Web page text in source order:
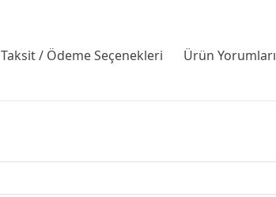
Taksit / Ödeme Seçenekleri Ürün Yorumları